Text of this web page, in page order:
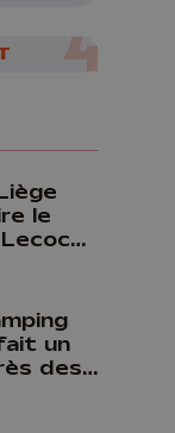
le
le
un
des